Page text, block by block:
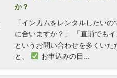
か？
「インカムをレンタルしたい
に合いますか？」 「直前でも
というお問い合わせを多くい
と、
お申込みの目...